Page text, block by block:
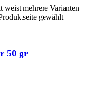
weist mehrere Varianten
gewählt
50 gr